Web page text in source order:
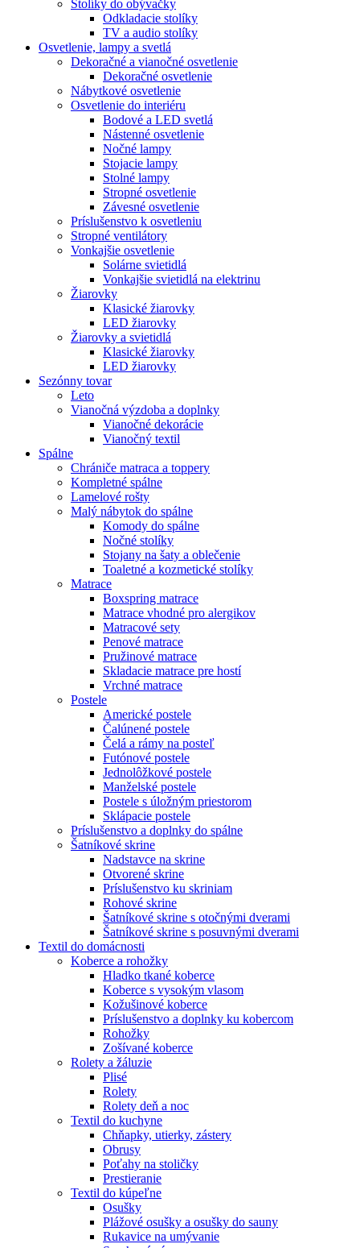
Stolíky do obývačky
Odkladacie stolíky
TV a audio stolíky
Osvetlenie, lampy a svetlá
Dekoračné a vianočné osvetlenie
Dekoračné osvetlenie
Nábytkové osvetlenie
Osvetlenie do interiéru
Bodové a LED svetlá
Nástenné osvetlenie
Nočné lampy
Stojacie lampy
Stolné lampy
Stropné osvetlenie
Závesné osvetlenie
Príslušenstvo k osvetleniu
Stropné ventilátory
Vonkajšie osvetlenie
Solárne svietidlá
Vonkajšie svietidlá na elektrinu
Žiarovky
Klasické žiarovky
LED žiarovky
Žiarovky a svietidlá
Klasické žiarovky
LED žiarovky
Sezónny tovar
Leto
Vianočná výzdoba a doplnky
Vianočné dekorácie
Vianočný textil
Spálne
Chrániče matraca a toppery
Kompletné spálne
Lamelové rošty
Malý nábytok do spálne
Komody do spálne
Nočné stolíky
Stojany na šaty a oblečenie
Toaletné a kozmetické stolíky
Matrace
Boxspring matrace
Matrace vhodné pro alergikov
Matracové sety
Penové matrace
Pružinové matrace
Skladacie matrace pre hostí
Vrchné matrace
Postele
Americké postele
Čalúnené postele
Čelá a rámy na posteľ
Futónové postele
Jednolôžkové postele
Manželské postele
Postele s úložným priestorom
Sklápacie postele
Príslušenstvo a doplnky do spálne
Šatníkové skrine
Nadstavce na skrine
Otvorené skrine
Príslušenstvo ku skriniam
Rohové skrine
Šatníkové skrine s otočnými dverami
Šatníkové skrine s posuvnými dverami
Textil do domácnosti
Koberce a rohožky
Hladko tkané koberce
Koberce s vysokým vlasom
Kožušinové koberce
Príslušenstvo a doplnky ku kobercom
Rohožky
Zošívané koberce
Rolety a žáluzie
Plisé
Rolety
Rolety deň a noc
Textil do kuchyne
Chňapky, utierky, zástery
Obrusy
Poťahy na stoličky
Prestieranie
Textil do kúpeľne
Osušky
Plážové osušky a osušky do sauny
Rukavice na umývanie